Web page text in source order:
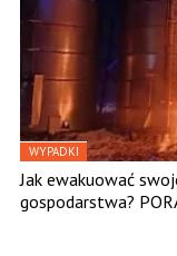
WYPADKI
Jak ewakuować
gospodarstwa?